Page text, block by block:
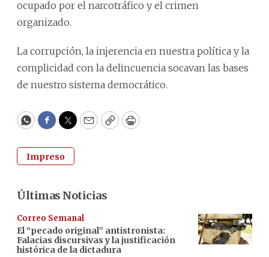
ocupado por el narcotráfico y el crimen
organizado.
La corrupción, la injerencia en nuestra política y la
complicidad con la delincuencia socavan las bases
de nuestro sistema democrático.
WhatsApp
Facebook
Twitter
EmailCopyPrint
Impreso
Últimas Noticias
Correo Semanal
El “pecado original” antistronista:
Falacias discursivas y la justificación
histórica de la dictadura